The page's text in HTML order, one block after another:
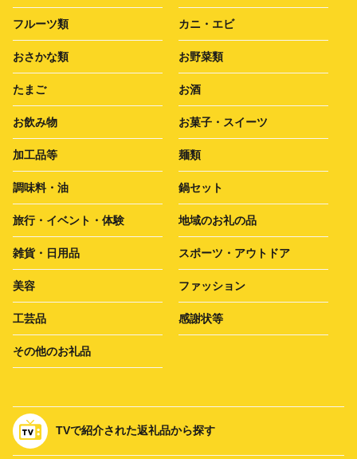
フルーツ類 カニ・エビ
おさかな類 お野菜類
たまご お酒
お飲み物 お菓子・スイーツ
加工品等 麺類
調味料・油 鍋セット
旅行・イベント・体験 地域のお礼の品
雑貨・日用品 スポーツ・アウトドア
美容 ファッション
工芸品 感謝状等
その他のお礼品
TVで紹介された返礼品から探す